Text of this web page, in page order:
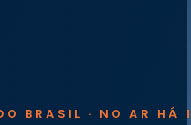
BRASIL · NO AR HÁ